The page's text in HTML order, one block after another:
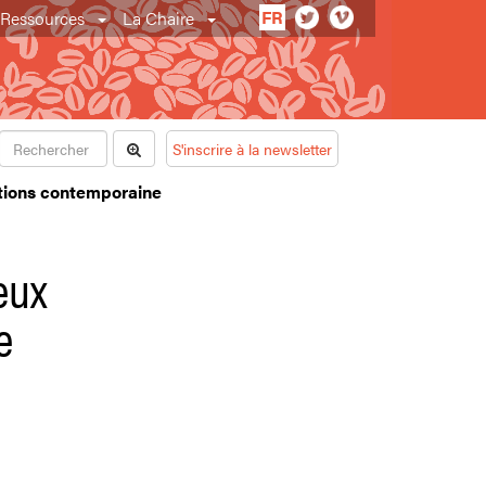
Ressources La Chaire FR
S'inscrire à la newsletter
contemporaine